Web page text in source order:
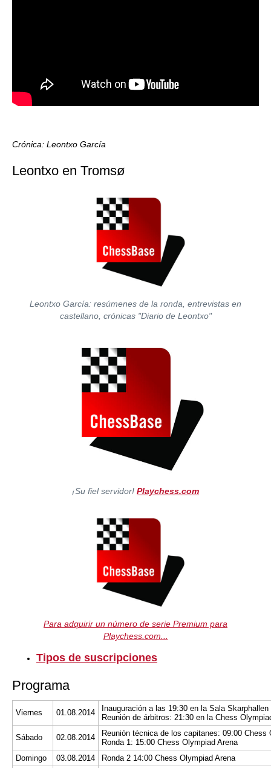
Crónica: Leontxo García
Leontxo en Tromsø
Leontxo García: resúmenes de la ronda, entrevistas en
castellano, crónicas "Diario de Leontxo"
¡Su fiel servidor! Playchess.com
Para adquirir un número de serie Premium para
Playchess.com...
Tipos de suscripciones
Programa
Viernes 01.08.2014
Inauguración a las 19:30 en la Sala Skarphallen
Reunión de árbitros: 21:30 en la Chess
Sábado 02.08.2014
Reunión técnica de los capitanes: 09:00 Chess
Ronda 1: 15:00 Chess Olympiad Arena
Domingo
03.08.2014
Ronda 2 14:00 Chess Olympiad Arena